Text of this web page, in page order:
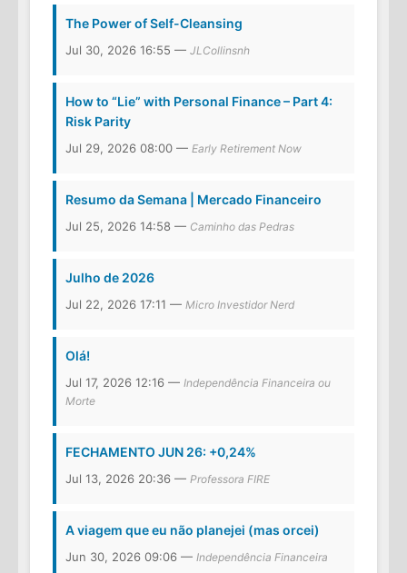
The Power of Self-Cleansing
Jul 30, 2026 16:55 — JLCollinsnh
How to “Lie” with Personal Finance – Part 4:
Risk Parity
Jul 29, 2026 08:00 — Early Retirement Now
Resumo da Semana | Mercado Financeiro
Jul 25, 2026 14:58 — Caminho das Pedras
Julho de 2026
Jul 22, 2026 17:11 — Micro Investidor Nerd
Olá!
Jul 17, 2026 12:16 — Independência Financeira ou
Morte
FECHAMENTO JUN 26: +0,24%
Jul 13, 2026 20:36 — Professora FIRE
A viagem que eu não planejei (mas orcei)
Jun 30, 2026 09:06 — Independência Financeira